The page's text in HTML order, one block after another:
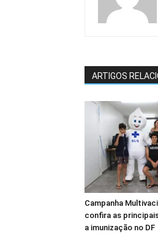
ARTIGOS
Campanha
confira as
a imunização no DF